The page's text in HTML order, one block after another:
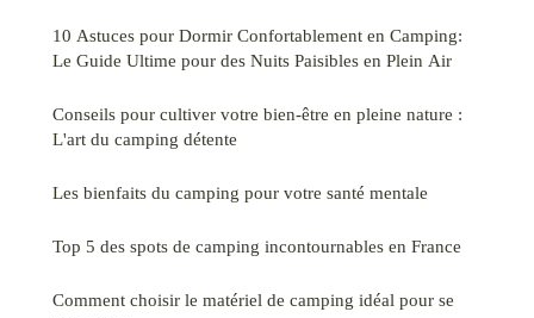
10 Astuces pour Dormir Confortablement en Camping:
Le Guide Ultime pour des Nuits Paisibles en Plein Air
Conseils pour cultiver votre bien-être en pleine nature :
L'art du camping détente
Les bienfaits du camping pour votre santé mentale
Top 5 des spots de camping incontournables en France
Comment choisir le matériel de camping idéal pour se